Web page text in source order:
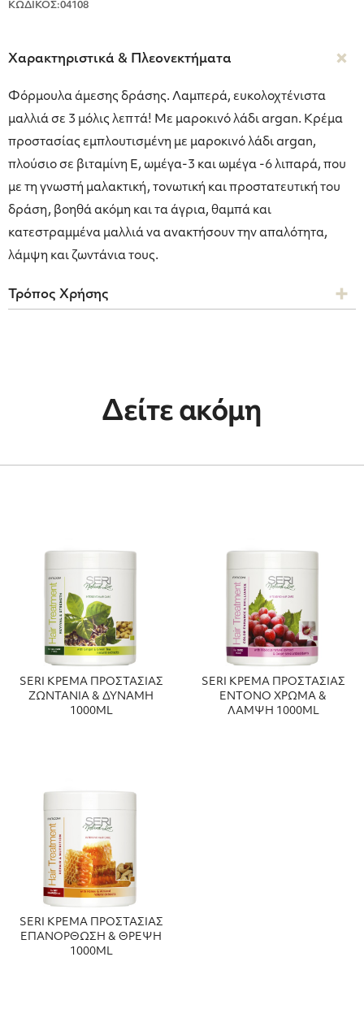
ΚΩΔΙΚΟΣ:04108
Χαρακτηριστικά & Πλεονεκτήματα
Φόρμουλα άμεσης δράσης. Λαμπερά, ευκολοχτένιστα
μαλλιά σε 3 μόλις λεπτά! Με μαροκινό λάδι argan. Κρέμα
προστασίας εμπλουτισμένη με μαροκινό λάδι argan,
πλούσιο σε βιταμίνη Ε, ωμέγα-3 και ωμέγα -6 λιπαρά, που
με τη γνωστή μαλακτική, τονωτική και προστατευτική του
δράση, βοηθά ακόμη και τα άγρια, θαμπά και
κατεστραμμένα μαλλιά να ανακτήσουν την απαλότητα,
λάμψη και ζωντάνια τους.
Τρόπος Χρήσης
Δείτε ακόμη
SERI ΚΡΕΜΑ ΠΡΟΣΤΑΣΙΑΣ
ΖΩΝΤΑΝΙΑ & ΔΥΝΑΜΗ
1000ML
SERI ΚΡΕΜΑ ΠΡΟΣΤΑΣΙΑΣ
ΕΝΤΟΝΟ ΧΡΩΜΑ &
ΛΑΜΨΗ 1000ML
SERI ΚΡΕΜΑ ΠΡΟΣΤΑΣΙΑΣ
ΕΠΑΝΟΡΘΩΣΗ & ΘΡΕΨΗ
1000ML